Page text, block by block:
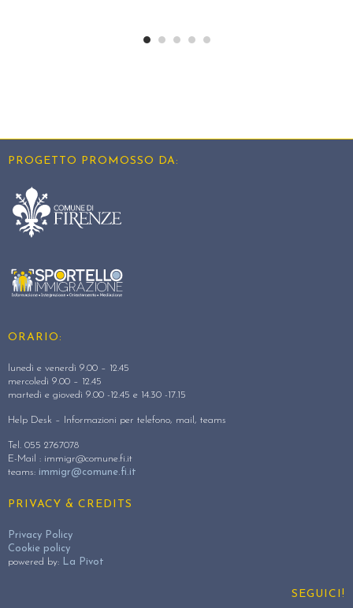
PROGETTO PROMOSSO DA:
ORARIO:
lunedì e venerdì 9.00 – 12.45
mercoledì 9.00 – 12.45
martedì e giovedì 9.00 -12.45 e 14.30 -17.15
Help Desk – Informazioni per telefono, mail, teams
Tel. 055 2767078
E-Mail : immigr@comune.fi.it
teams: immigr@comune.fi.it
PRIVACY & CREDITS
Privacy Policy
Cookie policy
powered by: La Pivot
SEGUICI!